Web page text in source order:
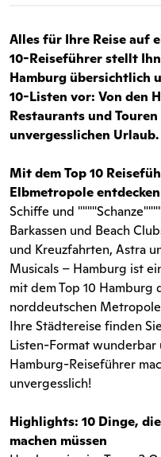
Alles für Ihre Reise auf
10-Reiseführer stellt
Hamburg übersichtlich
10-Listen vor: Von den
Restaurants und
unvergesslichen Urlaub.
Mit dem Top 10
Elbmetropole entdecken
Schiffe und
Barkassen und Beach
und Kreuzfahrten, Astra
Musicals – Hamburg ist
mit dem Top 10
norddeutschen
Ihre Städtereise finden
Listen-Format
Hamburg-Reiseführer
unvergesslich!
Highlights: 10 Dinge,
machen müssen